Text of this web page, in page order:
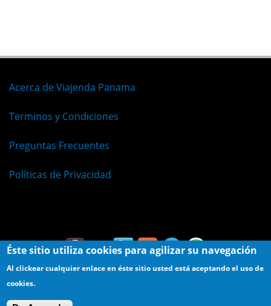
Acerca de Viajenda Panama
Terminos y Condiciones
Preguntas Frecuentes
Políticas de Privacidad
Éste sitio utiliza cookies para agilizar su navegación
Al clickear cualquier enlace en éste sitio usted está aceptando el uso de
cookies.